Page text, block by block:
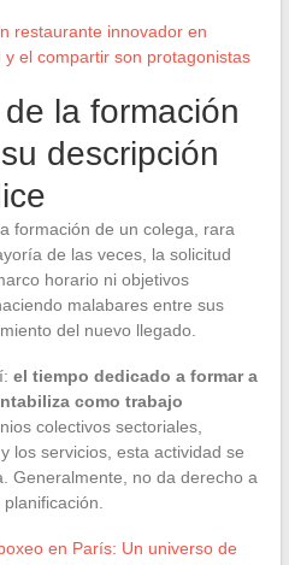
restaurante innovador en
el compartir son protagonistas
la formación
descripción
formación de un colega, rara
de las veces, la solicitud
horario ni objetivos
malabares entre sus
del nuevo llegado.
el tiempo dedicado a formar a
como trabajo
colectivos sectoriales,
los servicios, esta actividad se
Generalmente, no da derecho a
en París: Un universo de